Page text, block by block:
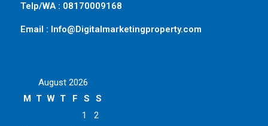
Telp/WA : 08170009168
Email : Info@Digitalmarketingproperty.com
August 2026
M T W T F S
S
1
2